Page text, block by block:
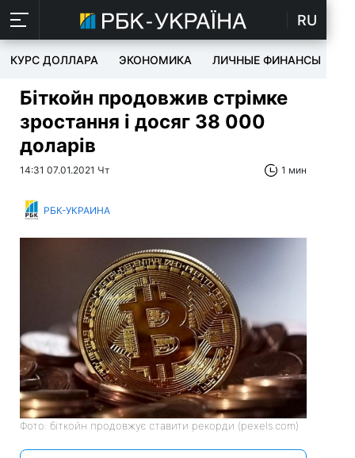
RU
КУРС ДОЛЛАРА ЭКОНОМИКА ЛИЧНЫЕ ФИНАНСЫ
Біткойн продовжив стрімке
зростання і досяг 38 000
доларів
14:31 07.01.2021 Чт 1 мин
РБК-УКРАИНА
Фото: біткойн продовжує ставити рекорди (pexels.com)